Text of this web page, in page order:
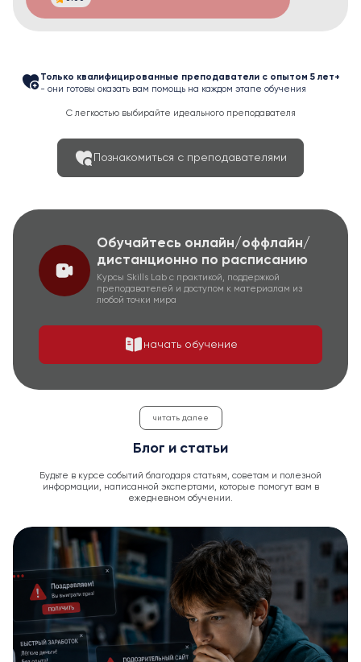
Только квалифицированные преподаватели с опытом 5 лет+
- они готовы оказать вам помощь на каждом этапе обучения
С легкостью выбирайте идеального преподавателя
Познакомиться с преподавателями
Обучайтесь онлайн/оффлайн/
дистанционно по расписанию
Курсы Skills Lab с практикой, поддержкой
преподавателей и доступом к материалам из
любой точки мира
начать обучение
читать далее
Блог и статьи
Будьте в курсе событий благодаря статьям, советам и полезной
информации, написанной экспертами, которые помогут вам в
ежедневном обучении.